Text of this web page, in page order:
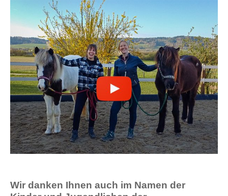
Wir danken Ihnen auch im Namen der